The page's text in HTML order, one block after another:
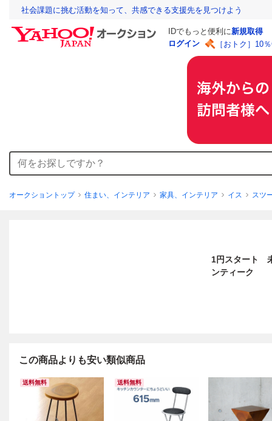
社会課題に挑む活動を知って、共感できる支援先を見つけよう
IDでもっと便利に新規取得
ログイン
［おトク］10
オークショントップ 住まい、インテリア 家具、インテリア イス スツ
1円スタート
ンティーク
この商品よりも安い類似商品
送料無料 送料無料